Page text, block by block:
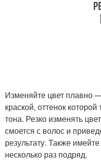
Изменяйте цвет плавно
краской, оттенок
тона. Резко изменять
смоется с волос и
результату. Также
несколько раз подряд.